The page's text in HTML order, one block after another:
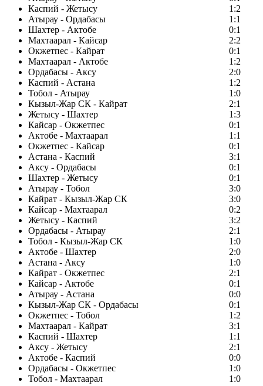
Каспий - Жетысу
1:2
Атырау - Ордабасы
1:1
Шахтер - Актобе
0:1
Махтаарал - Кайсар
2:2
Окжетпес - Кайрат
0:1
Махтаарал - Актобе
1:2
Ордабасы - Аксу
2:0
Каспий - Астана
1:2
Тобол - Атырау
1:0
Кызыл-Жар СК - Кайрат
2:1
Жетысу - Шахтер
1:3
Кайсар - Окжетпес
0:1
Актобе - Махтаарал
1:1
Окжетпес - Кайсар
0:1
Астана - Каспий
3:1
Аксу - Ордабасы
0:1
Шахтер - Жетысу
0:1
Атырау - Тобол
3:0
Кайрат - Кызыл-Жар СК
3:0
Кайсар - Махтаарал
0:2
Жетысу - Каспий
3:2
Ордабасы - Атырау
2:1
Тобол - Кызыл-Жар СК
1:0
Актобе - Шахтер
2:0
Астана - Аксу
1:0
Кайрат - Окжетпес
2:1
Кайсар - Актобе
0:1
Атырау - Астана
0:0
Кызыл-Жар СК - Ордабасы
0:1
Окжетпес - Тобол
1:2
Махтаарал - Кайрат
3:1
Каспий - Шахтер
1:1
Аксу - Жетысу
2:1
Актобе - Каспий
0:0
Ордабасы - Окжетпес
1:0
Тобол - Махтаарал
1:0